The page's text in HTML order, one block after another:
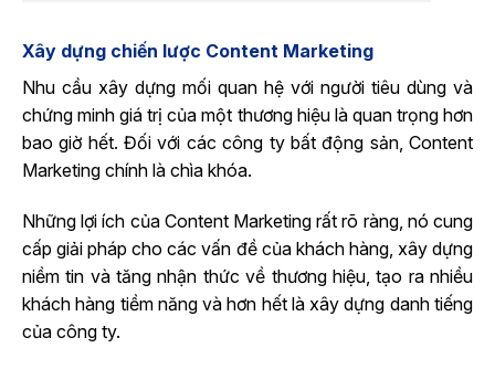
Xây dựng chiến lược Content Marketing
Nhu cầu xây dựng mối quan hệ với người tiêu dùng và
chứng minh giá trị của một thương hiệu là quan trọng hơn
bao giờ hết. Đối với các công ty bất động sản, Content
Marketing chính là chìa khóa.
Những lợi ích của Content Marketing rất rõ ràng, nó cung
cấp giải pháp cho các vấn đề của khách hàng, xây dựng
niềm tin và tăng nhận thức về thương hiệu, tạo ra nhiều
khách hàng tiềm năng và hơn hết là xây dựng danh tiếng
của công ty.